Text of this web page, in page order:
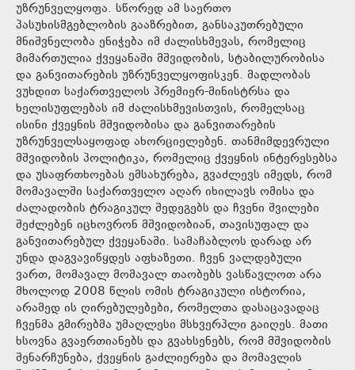
უზრუნველყოფა. სწორედ ამ საერთო
პასუხისმგებლობის გააზრებით, განსაკუთრებული
მნიშვნელობა ენიჭება იმ ძალისხმევას, რომელიც
მიმართულია ქვეყანაში მშვიდობის, სტაბილურობისა
და განვითარების უზრუნველყოფისკენ. მადლობას
ვუხდით საქართველოს პრემიერ-მინისტრსა და
ხელისუფლებას იმ ძალისხმევისთვის, რომელსაც
ისინი ქვეყნის მშვიდობისა და განვითარების
უზრუნველსაყოფად ახორციელებენ. თანმიმდევრული
მშვიდობის პოლიტიკა, რომელიც ქვეყნის ინტერესებსა
და უსაფრთხოებას ემსახურება, გვაძლევს იმედს, რომ
მომავალში საქართველო აღარ იხილავს ომისა და
ძალადობის ტრაგიკულ შედეგებს და ჩვენი შვილები
შეძლებენ იცხოვრონ მშვიდობიან, თავისუფალ და
განვითარებულ ქვეყანაში. სამაჩაბლოს დარად არ
უნდა დაგვავიწყდეს აფხაზეთი. ჩვენ ვალდებული
ვართ, მომავალ მომავალ თაობებს ვასწავლოთ არა
მხოლოდ 2008 წლის ომის ტრაგიკული ისტორია,
არამედ ის ღირებულებები, რომელთა დასაცავადაც
ჩვენმა გმირებმა უმაღლესი მსხვერპლი გაიღეს. მათი
ხსოვნა გვაერთიანებს და გვახსენებს, რომ მშვიდობის
შენარჩუნება, ქვეყნის გაძლიერება და მომავლის